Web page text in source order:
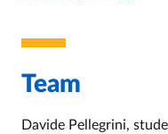
Team
Davide Pellegrini,